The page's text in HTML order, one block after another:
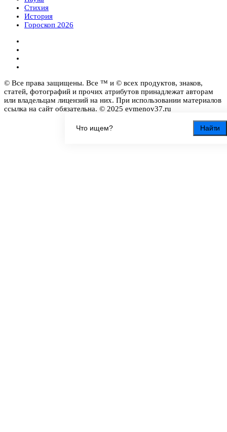
Найти
Стихия
История
Гороскоп 2026
© Все права защищены. Все ™ и © всех продуктов, знаков,
статей, фотографий и прочих атрибутов принадлежат авторам
или владельцам лицензий на них. При использовании материалов
ссылка на сайт обязательна. © 2025 evmenov37.ru